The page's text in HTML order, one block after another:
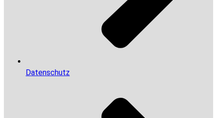
Datenschutz